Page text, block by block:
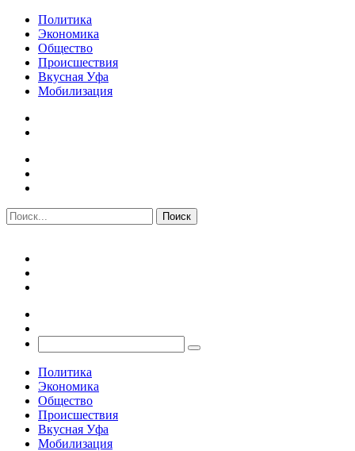
Политика
Экономика
Общество
Происшествия
Вкусная Уфа
Мобилизация
Политика
Экономика
Общество
Происшествия
Вкусная Уфа
Мобилизация